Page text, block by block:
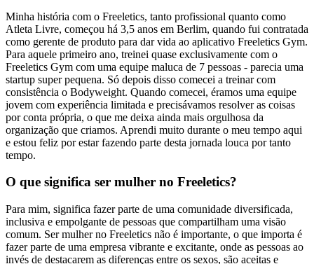
Minha história com o Freeletics, tanto profissional quanto como
Atleta Livre, começou há 3,5 anos em Berlim, quando fui contratada
como gerente de produto para dar vida ao aplicativo Freeletics Gym.
Para aquele primeiro ano, treinei quase exclusivamente com o
Freeletics Gym com uma equipe maluca de 7 pessoas - parecia uma
startup super pequena. Só depois disso comecei a treinar com
consistência o Bodyweight. Quando comecei, éramos uma equipe
jovem com experiência limitada e precisávamos resolver as coisas
por conta própria, o que me deixa ainda mais orgulhosa da
organização que criamos. Aprendi muito durante o meu tempo aqui
e estou feliz por estar fazendo parte desta jornada louca por tanto
tempo.
O que significa ser mulher no Freeletics?
Para mim, significa fazer parte de uma comunidade diversificada,
inclusiva e empolgante de pessoas que compartilham uma visão
comum. Ser mulher no Freeletics não é importante, o que importa é
fazer parte de uma empresa vibrante e excitante, onde as pessoas ao
invés de destacarem as diferenças entre os sexos, são aceitas e